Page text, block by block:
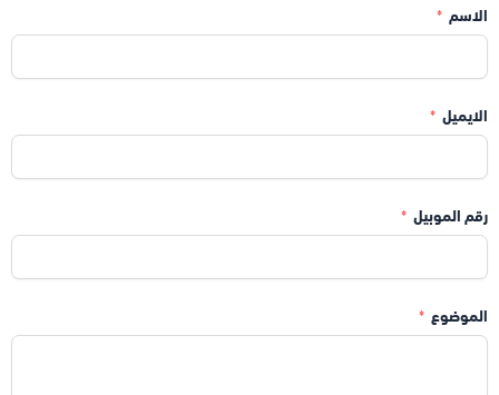
الاسم
الايميل
رقم الموبيل
الموضوع